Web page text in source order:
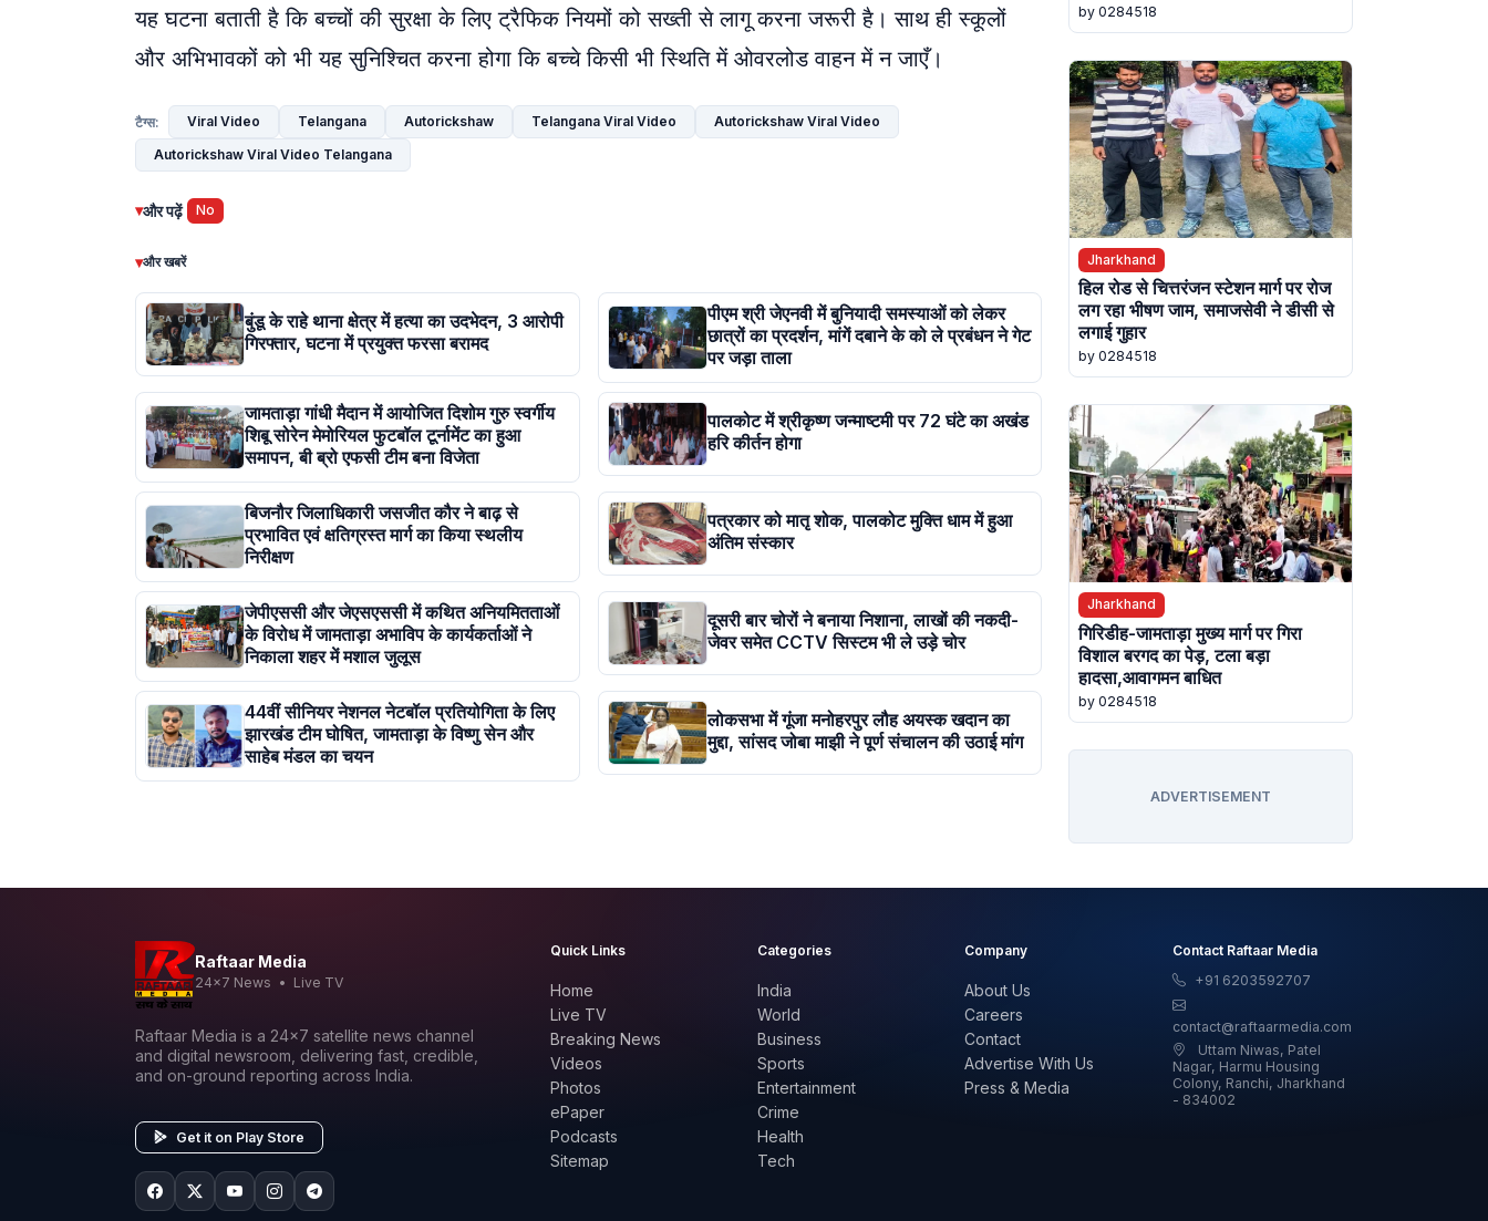
यह घटना बताती है कि बच्चों की सुरक्षा के लिए ट्रैफिक नियमों को सख्ती से लागू करना जरूरी है। साथ ही स्कूलों
और अभिभावकों को भी यह सुनिश्चित करना होगा कि बच्चे किसी भी स्थिति में ओवरलोड वाहन में न जाएँ।
टैग्स: Viral Video Telangana Autorickshaw Telangana Viral Video
Autorickshaw Viral Video
Autorickshaw Viral Video Telangana
▾और पढ़ें No
▾और खबरें
बुंडू के राहे थाना क्षेत्र में हत्या का उदभेदन, 3 आरोपी
गिरफ्तार, घटना में प्रयुक्त फरसा बरामद
पीएम श्री जेएनवी में बुनियादी समस्याओं को लेकर
छात्रों का प्रदर्शन, मांगें दबाने के को ले प्रबंधन ने गेट
पर जड़ा ताला
जामताड़ा गांधी मैदान में आयोजित दिशोम गुरु स्वर्गीय
शिबू सोरेन मेमोरियल फुटबॉल टूर्नामेंट का हुआ
समापन, बी ब्रो एफसी टीम बना विजेता
पालकोट में श्रीकृष्ण जन्माष्टमी पर 72 घंटे का अखंड
हरि कीर्तन होगा
बिजनौर जिलाधिकारी जसजीत कौर ने बाढ़ से
प्रभावित एवं क्षतिग्रस्त मार्ग का किया स्थलीय
निरीक्षण
पत्रकार को मातृ शोक, पालकोट मुक्ति धाम में हुआ
अंतिम संस्कार
जेपीएससी और जेएसएससी में कथित अनियमितताओं
के विरोध में जामताड़ा अभाविप के कार्यकर्ताओं ने
निकाला शहर में मशाल जुलूस
दूसरी बार चोरों ने बनाया निशाना, लाखों की नकदी-
जेवर समेत CCTV सिस्टम भी ले उड़े चोर
44वीं सीनियर नेशनल नेटबॉल प्रतियोगिता के लिए
झारखंड टीम घोषित, जामताड़ा के विष्णु सेन और
साहेब मंडल का चयन
लोकसभा में गूंजा मनोहरपुर लौह अयस्क खदान का
मुद्दा, सांसद जोबा माझी ने पूर्ण संचालन की उठाई मांग
by 0284518
Jharkhand
हिल रोड से चित्तरंजन स्टेशन मार्ग पर रोज
लग रहा भीषण जाम, समाजसेवी ने डीसी से
लगाई गुहार
by 0284518
Jharkhand
गिरिडीह-जामताड़ा मुख्य मार्ग पर गिरा
विशाल बरगद का पेड़, टला बड़ा
हादसा,आवागमन बाधित
by 0284518
ADVERTISEMENT
Raftaar Media
24x7 News • Live TV
Raftaar Media is a 24x7 satellite news channel
and digital newsroom, delivering fast, credible,
and on-ground reporting across India.
Get it on Play Store
Quick Links
Home
Live TV
Breaking News
Videos
Photos
ePaper
Podcasts
Sitemap
Categories
India
World
Business
Sports
Entertainment
Crime
Health
Tech
Company
About Us
Careers
Contact
Advertise With Us
Press & Media
Contact Raftaar Media
+91 6203592707
contact@raftaarmedia.com
Uttam Niwas, Patel
Nagar, Harmu Housing
Colony, Ranchi, Jharkhand
- 834002